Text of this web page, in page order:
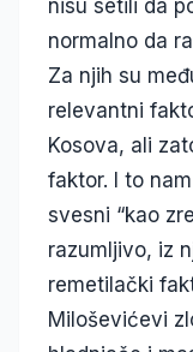
nisu setili da
normalno da
Za njih su
relevantni
Kosova, ali
faktor. I to
svesni “kao
razumljivo, iz
remetilački
Miloševićevi